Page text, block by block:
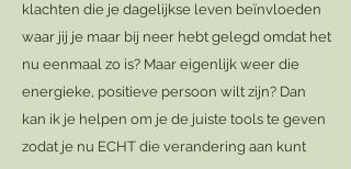
klachten die je dagelijkse leven beïnvloeden
waar jij je maar bij neer hebt gelegd omdat het
nu eenmaal zo is? Maar eigenlijk weer die
energieke, positieve persoon wilt zijn? Dan
kan ik je helpen om je de juiste tools te geven
zodat je nu ECHT die verandering aan kunt